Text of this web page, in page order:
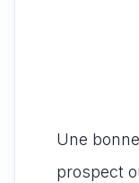
Une
prospect